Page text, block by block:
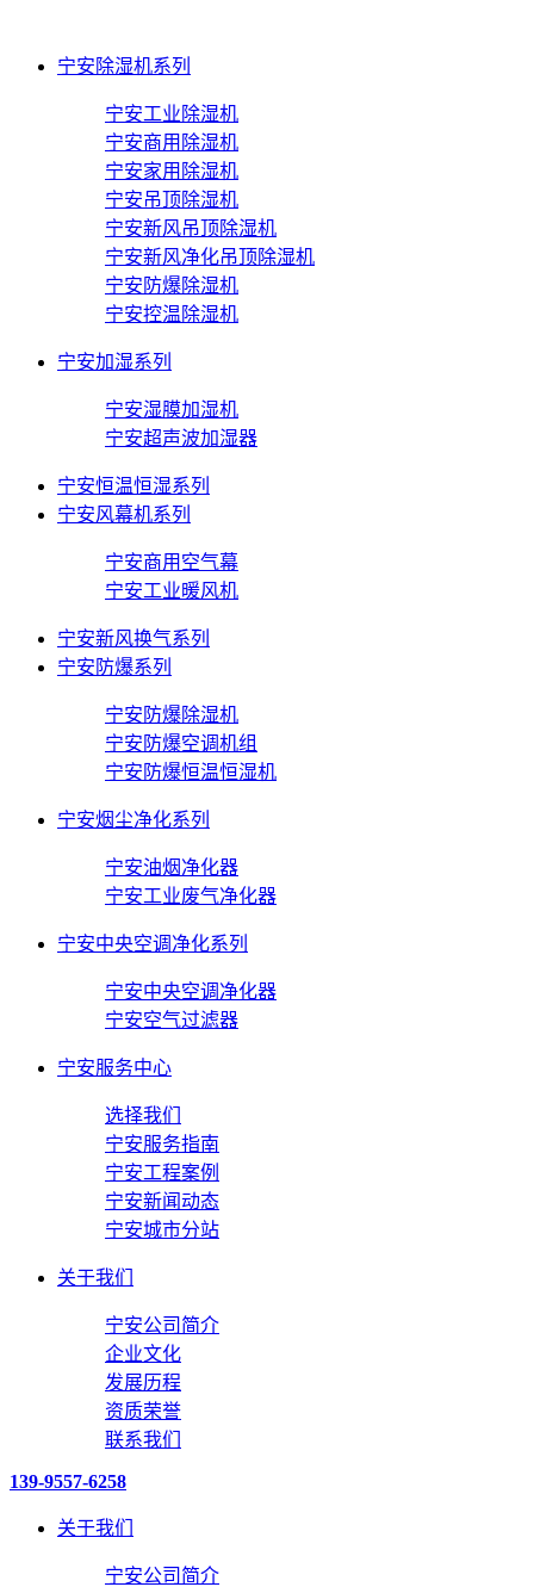
宁安除湿机系列
宁安工业除湿机
宁安商用除湿机
宁安家用除湿机
宁安吊顶除湿机
宁安新风吊顶除湿机
宁安新风净化吊顶除湿机
宁安防爆除湿机
宁安控温除湿机
宁安加湿系列
宁安湿膜加湿机
宁安超声波加湿器
宁安恒温恒湿系列
宁安风幕机系列
宁安商用空气幕
宁安工业暖风机
宁安新风换气系列
宁安防爆系列
宁安防爆除湿机
宁安防爆空调机组
宁安防爆恒温恒湿机
宁安烟尘净化系列
宁安油烟净化器
宁安工业废气净化器
宁安中央空调净化系列
宁安中央空调净化器
宁安空气过滤器
宁安服务中心
选择我们
宁安服务指南
宁安工程案例
宁安新闻动态
宁安城市分站
关于我们
宁安公司简介
企业文化
发展历程
资质荣誉
联系我们
139-9557-6258
关于我们
宁安公司简介